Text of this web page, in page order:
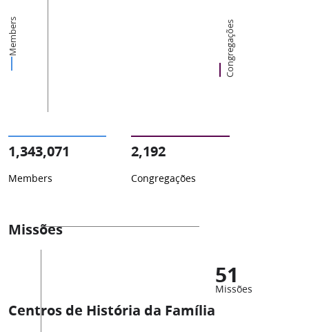
Members Congregações
1,343,071
Members
2,192
Congregações
Missões
51
Missões
Centros de História da Família